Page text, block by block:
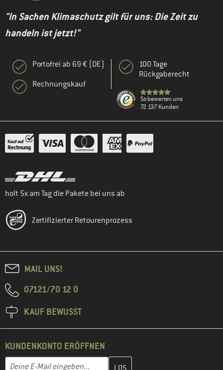
"In Sachen Klimaschutz gilt für uns: Die Zeit zu
handeln ist jetzt!"
Portofrei ab 69 € (DE)
Rechnungskauf
100 Tage
Rückgaberecht
So bewerten uns
72.137 Kunden
holt 5x am Tag die Pakete bei uns ab
Zertifizierter Retourenprozess
MAIL UNS!
07121/70 12 0
KAUF BEWUSST
KUNDENKONTO ERÖFFNEN
E-Mail-Adresse
Gib hier deine E-Mail-Adresse ein und erstelle im nächsten